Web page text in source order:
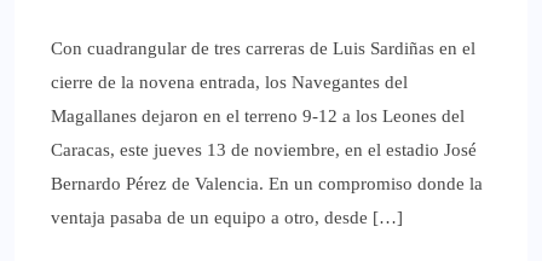
Con cuadrangular de tres carreras de Luis Sardiñas en el
cierre de la novena entrada, los Navegantes del
Magallanes dejaron en el terreno 9-12 a los Leones del
Caracas, este jueves 13 de noviembre, en el estadio José
Bernardo Pérez de Valencia. En un compromiso donde la
ventaja pasaba de un equipo a otro, desde […]